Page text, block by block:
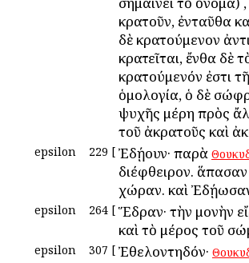
κρατοῦν, ἐνταῦθα
δὲ κρατούμενον
κρατεῖται, ἔνθα δὲ
κρατούμενόν ἐστι
ὁμολογία, ὁ δὲ
ψυχῆς μέρη πρὸς
τοῦ ἀκρατοῦς καὶ
epsilon 229 [ Ἐδῄουν· παρὰ
διέφθειρον.
χώραν. καὶ
epsilon 264 [ Ἕδραν· τὴν μονὴν
καὶ τὸ μέρος τοῦ
epsilon 307 [ Ἐθελοντηδόν·